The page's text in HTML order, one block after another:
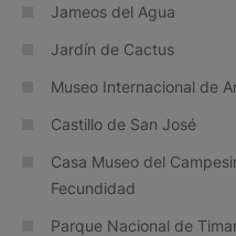
Jameos del Agua
Jardín de Cactus
Museo Internacional de
Castillo de San José
Casa Museo del
Fecundidad
Parque Nacional de